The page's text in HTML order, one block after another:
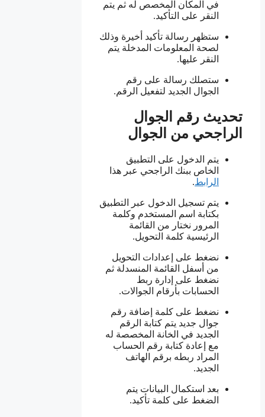
في المكان المخصص له ثم يتم
النقر على التأكيد.
ستظهر رسالة تأكيد أخيرة وذلك
لصحة المعلومات المدخلة يتم
النقر عليها.
ستصلك رسالة على رقم
الجوال الجديد لتفعيل الرقم.
تحديث رقم الجوال
الراجحي من الجوال
يتم الدخول على التطبيق
الخاص ببنك الراجحي عبر هذا
الرابط.
يتم تسجيل الدخول عبر التطبيق
بكتابة اسم المستخدم وكلمة
المرور نختار من القائمة
الرئيسية كلمة التحويل.
نضغط على إعدادات التحويل
من أسفل القائمة المنسدلة ثم
نضغط على إدارة ربط
الحسابات بأرقام الجوالات.
نضغط على كلمة إضافة رقم
جوال جديد يتم كتابة الرقم
الجديد في الخانة المخصصة له
مع إعادة كتابة رقم الحساب
المراد ربطه برقم الهاتف
الجديد.
بعد استكمال البيانات يتم
الضغط على كلمة تأكيد.